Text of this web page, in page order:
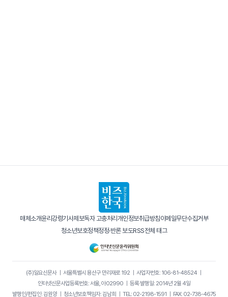
매체소개윤리강령기사제보독자 고충처리 개인정보취급방침이메일무단수집거부
청소년보호정책정정·반론 보도RSS전체 태그
(주)일요신문사｜ 서울특별시 용산구 만리재로 192｜ 사업자번호: 106-81-48524｜
인터넷신문사업등록번호: 서울, 아02990
등록·발행일: 2014년 2월 4일
발행인/편집인: 김원양｜ 청소년보호책임자: 김남희 TEL: 02-2198-1591 FAX: 02-738-4675